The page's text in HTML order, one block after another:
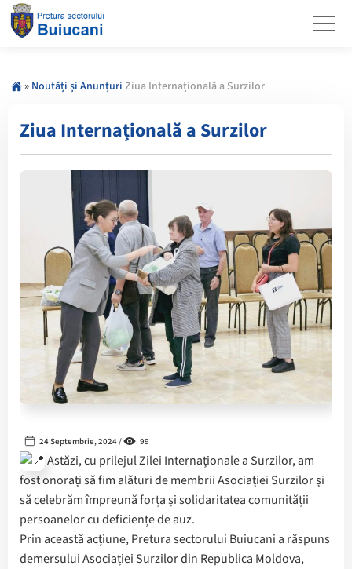
» Noutăți și Anunțuri Ziua Internațională a Surzilor
Ziua Internațională a Surzilor
24 Septembrie, 2024 / 99
Astăzi, cu prilejul Zilei Internaționale a Surzilor, am
fost onorați să fim alături de membrii Asociației Surzilor și
să celebrăm împreună forța și solidaritatea comunității
persoanelor cu deficiențe de auz.
Prin această acțiune, Pretura sectorului Buiucani a răspuns
demersului Asociației Surzilor din Republica Moldova,